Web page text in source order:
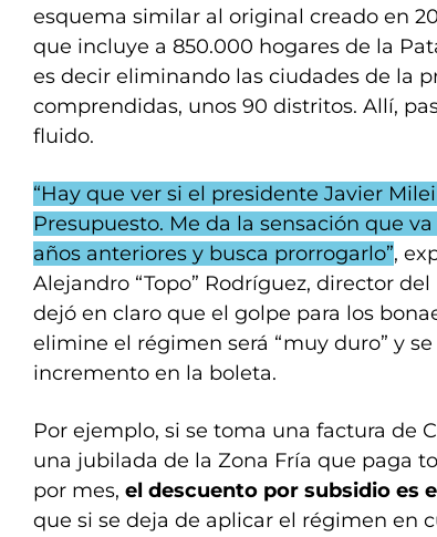
esquema similar al original creado en
que incluye a 850.000 hogares de la
es decir eliminando las ciudades de la
comprendidas, unos 90 distritos. Allí,
fluido.
“Hay que ver si el presidente Javier
Presupuesto. Me da la sensación que
años anteriores y busca prorrogarlo”,
Alejandro “Topo” Rodríguez, director
dejó en claro que el golpe para los
elimine el régimen será “muy duro” y
incremento en la boleta.
Por ejemplo, si se toma una factura de
una jubilada de la Zona Fría que paga
por mes, el descuento por subsidio es
que si se deja de aplicar el régimen en